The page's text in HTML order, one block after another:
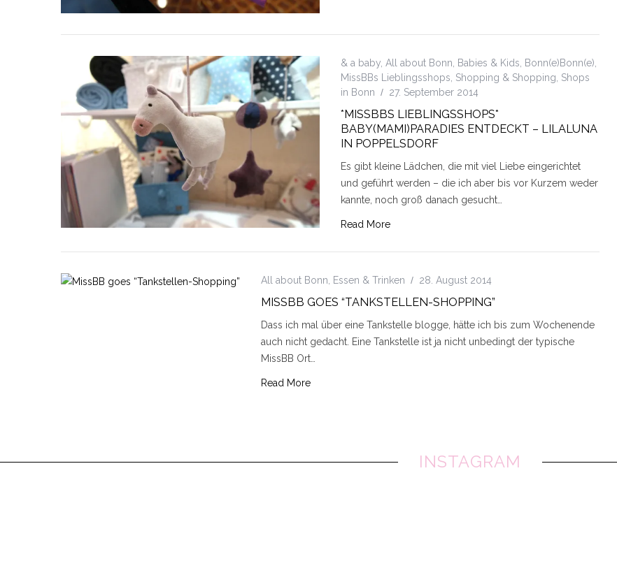
& a baby All about Bonn Babies & Kids Bonn(e)Bonn(e)
MissBBs Lieblingsshops Shopping & Shopping Shops
in Bonn
27. September 2014
*MISSBBS LIEBLINGSSHOPS*
BABY(MAMI)PARADIES ENTDECKT – LILALUNA
IN POPPELSDORF
Es gibt kleine Lädchen, die mit viel Liebe eingerichtet
und geführt werden – die ich aber bis vor Kurzem weder
kannte, noch groß danach gesucht…
Read More
All about Bonn Essen & Trinken 28. August 2014
MISSBB GOES “TANKSTELLEN-SHOPPING”
Dass ich mal über eine Tankstelle blogge, hätte ich bis zum Wochenende
auch nicht gedacht. Eine Tankstelle ist ja nicht unbedingt der typische
MissBB Ort…
Read More
INSTAGRAM